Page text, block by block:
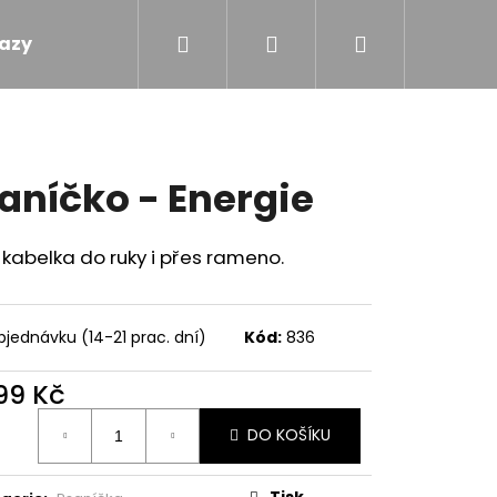
Obchodní podmínky Kontakty
Přihlášení
- Energie
do ruky i přes rameno.
(14-21 prac. dní) Kód: 836
Kč
DO KOŠÍKU
- MÁMENÍ